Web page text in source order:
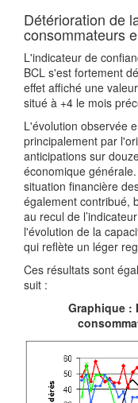
Détérioration de
consommateurs
L'indicateur de
BCL s'est fortement
effet affiché une
situé à +4 le mois
L'évolution observée
principalement par
anticipations sur
économique
situation financière
également contribué,
au recul de
l'évolution de la
qui reflète un léger
Ces résultats sont
suit :
Graphique :